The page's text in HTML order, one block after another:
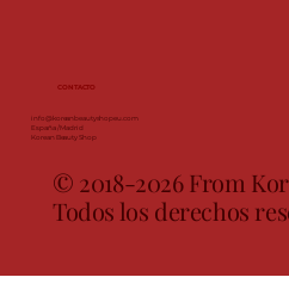
© 2018-2026 From
Todos los derechos
info@koreanbeautyshopeu.com
España / Madrid
Korean Beauty Shop
CONTACTO